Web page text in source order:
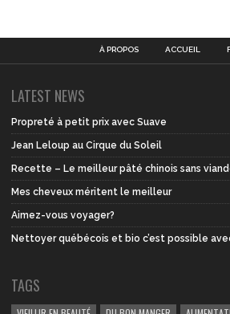
À PROPOS ACCUEIL
LATEST NEWS
Propreté à petit prix avec Suave
Jean Leloup au Cirque du Soleil
Recette – Le meilleur pâté chinois sans
Mes cheveux méritent le meilleur
Aimez-vous voyager?
Nettoyer québécois et bio c’est possible
TAGS